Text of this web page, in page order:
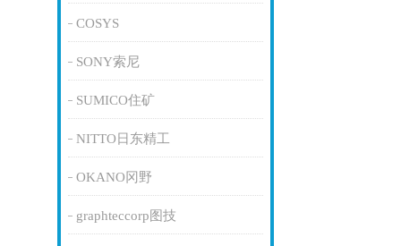
COSYS
SONY索尼
SUMICO住矿
NITTO日东精工
OKANO冈野
graphteccorp图技